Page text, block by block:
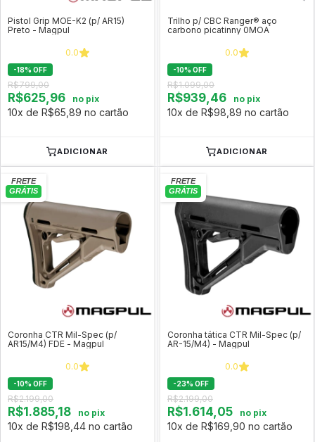
Pistol Grip MOE-K2 (p/ AR15)
Preto - Magpul
0.0
-18% OFF
R$799,00
R$625,96 no pix
10x de R$65,89 no cartão
ADICIONAR
Trilho p/ CBC Ranger® aço
carbono picatinny 0MOA
0.0
-10% OFF
R$1.099,00
R$939,46 no pix
10x de R$98,89 no cartão
ADICIONAR
Coronha CTR Mil-Spec (p/
AR15/M4) FDE - Magpul
0.0
-10% OFF
R$2.199,00
R$1.885,18 no pix
10x de R$198,44 no cartão
Coronha tática CTR Mil-Spec (p/
AR-15/M4) - Magpul
0.0
-23% OFF
R$2.199,00
R$1.614,05 no pix
10x de R$169,90 no cartão